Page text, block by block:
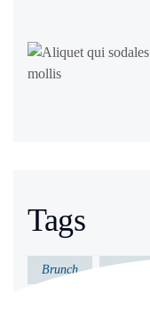
Tags
Brunch